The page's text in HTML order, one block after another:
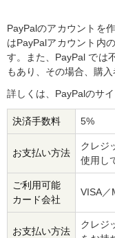
PayPalのアカウントを
はPayPalアカウント内
す。また、PayPal では
もあり、その場合、購
詳しくは、PayPalのサ
決済手数料 5%
お支払い方法
クレジ
使用し
ご利用可能
カード会社
VISA／
お支払い方法
クレジ